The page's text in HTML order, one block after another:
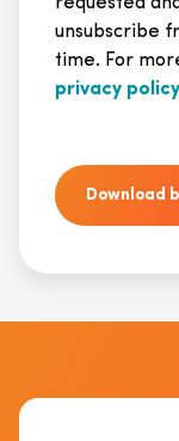
unsubscribe
time. For
privacy policy